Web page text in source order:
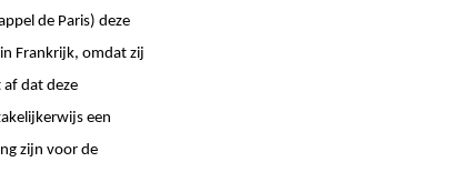
de Paris) deze
Frankrijk, omdat zij
af dat deze
een
zijn voor de